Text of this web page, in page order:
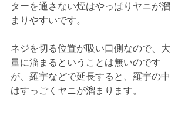
ターを通さない煙はやっぱりヤニが溜
まりやすいです。
ネジを切る位置が吸い口側なので、大
量に溜まるということは無いのです
が、羅宇などで延長すると、羅宇の中
はすっごくヤニが溜まります。